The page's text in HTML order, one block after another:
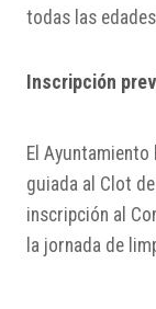
todas las
Inscripción
El
guiada al Clot
inscripción al
la jornada de